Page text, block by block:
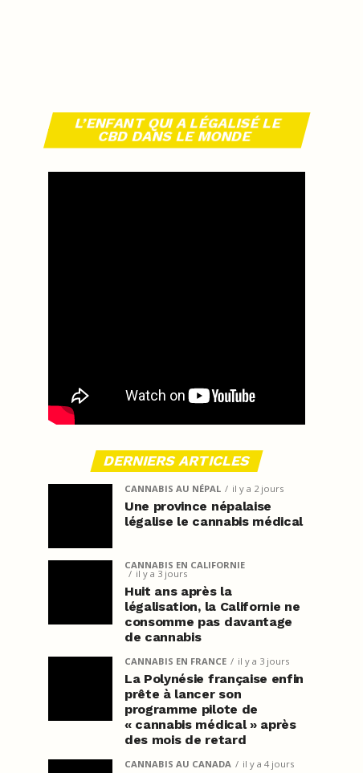
L’ENFANT QUI A LÉGALISÉ LE
CBD DANS LE MONDE
DERNIERS ARTICLES
CANNABIS AU NÉPAL il y a 2 jours
Une province népalaise
légalise le cannabis médical
CANNABIS EN CALIFORNIE
il y a 3 jours
Huit ans après la
légalisation, la Californie ne
consomme pas davantage
de cannabis
CANNABIS EN FRANCE il y a 3 jours
La Polynésie française enfin
prête à lancer son
programme pilote de
« cannabis médical » après
des mois de retard
CANNABIS AU CANADA il y a 4 jours